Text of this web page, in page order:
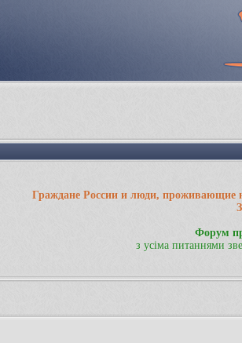
Граждане России и люди, проживающие
Форум
з усіма питаннями